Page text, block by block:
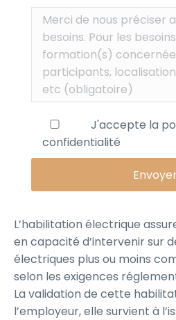
J'accepte la
confidentialité
L’habilitation électrique
en capacité d’intervenir sur
électriques plus ou moins
selon les exigences
La validation de cette
l’employeur, elle survient à